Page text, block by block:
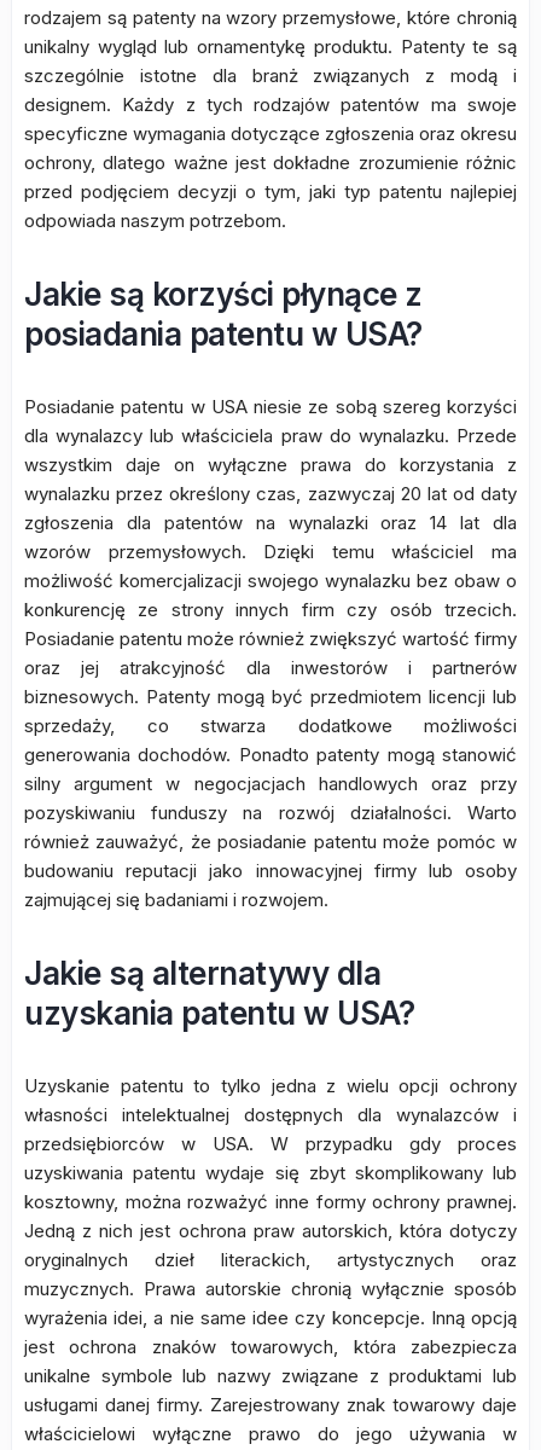
rodzajem są patenty na wzory przemysłowe, które chronią
unikalny wygląd lub ornamentykę produktu. Patenty te są
szczególnie istotne dla branż związanych z modą i
designem. Każdy z tych rodzajów patentów ma swoje
specyficzne wymagania dotyczące zgłoszenia oraz okresu
ochrony, dlatego ważne jest dokładne zrozumienie różnic
przed podjęciem decyzji o tym, jaki typ patentu najlepiej
odpowiada naszym potrzebom.
Jakie są korzyści płynące z
posiadania patentu w USA?
Posiadanie patentu w USA niesie ze sobą szereg korzyści
dla wynalazcy lub właściciela praw do wynalazku. Przede
wszystkim daje on wyłączne prawa do korzystania z
wynalazku przez określony czas, zazwyczaj 20 lat od daty
zgłoszenia dla patentów na wynalazki oraz 14 lat dla
wzorów przemysłowych. Dzięki temu właściciel ma
możliwość komercjalizacji swojego wynalazku bez obaw o
konkurencję ze strony innych firm czy osób trzecich.
Posiadanie patentu może również zwiększyć wartość firmy
oraz jej atrakcyjność dla inwestorów i partnerów
biznesowych. Patenty mogą być przedmiotem licencji lub
sprzedaży, co stwarza dodatkowe możliwości
generowania dochodów. Ponadto patenty mogą stanowić
silny argument w negocjacjach handlowych oraz przy
pozyskiwaniu funduszy na rozwój działalności. Warto
również zauważyć, że posiadanie patentu może pomóc w
budowaniu reputacji jako innowacyjnej firmy lub osoby
zajmującej się badaniami i rozwojem.
Jakie są alternatywy dla
uzyskania patentu w USA?
Uzyskanie patentu to tylko jedna z wielu opcji ochrony
własności intelektualnej dostępnych dla wynalazców i
przedsiębiorców w USA. W przypadku gdy proces
uzyskiwania patentu wydaje się zbyt skomplikowany lub
kosztowny, można rozważyć inne formy ochrony prawnej.
Jedną z nich jest ochrona praw autorskich, która dotyczy
oryginalnych dzieł literackich, artystycznych oraz
muzycznych. Prawa autorskie chronią wyłącznie sposób
wyrażenia idei, a nie same idee czy koncepcje. Inną opcją
jest ochrona znaków towarowych, która zabezpiecza
unikalne symbole lub nazwy związane z produktami lub
usługami danej firmy. Zarejestrowany znak towarowy daje
właścicielowi wyłączne prawo do jego używania w